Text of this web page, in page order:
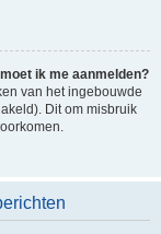
ik me aanmelden?
van het ingebouwde
Dit om misbruik